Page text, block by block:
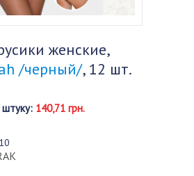
женские,
/черный/, 12 шт.
: 140,71 грн.